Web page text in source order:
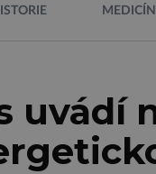
uvádí